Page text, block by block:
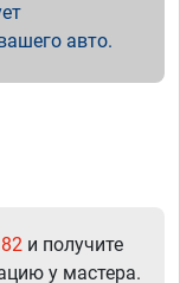
авто.
и получите
у мастера.